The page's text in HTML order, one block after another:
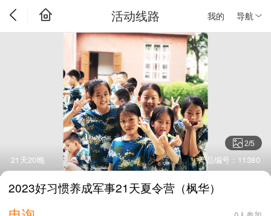
我的 导航
活动线路
2/5
21天20晚 产品编号：11380
2023好习惯养成军事21天夏令营（枫华）